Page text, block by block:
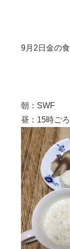
9月2日金の
朝：SWF
昼：15時ご